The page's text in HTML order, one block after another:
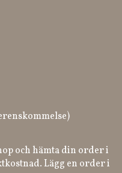
och hämta din order i
Lägg en order i